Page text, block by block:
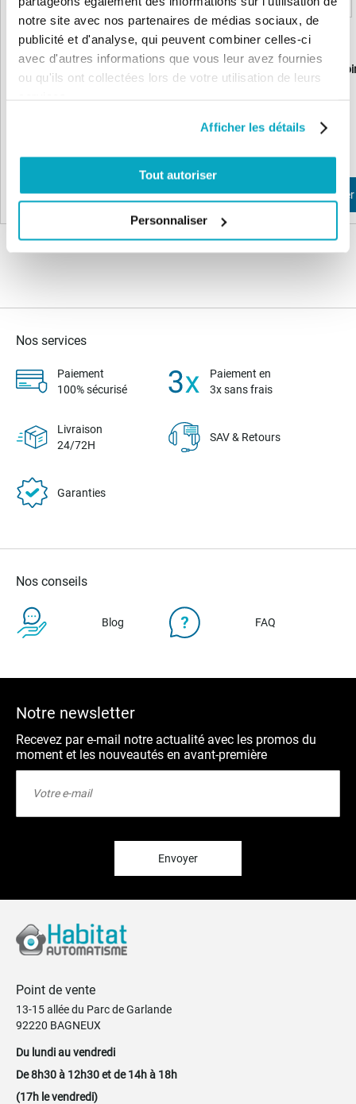
notre site avec nos partenaires de médias sociaux, de
publicité et d'analyse, qui peuvent combiner celles-ci
avec d'autres informations que vous leur avez fournies
ou qu'ils ont collectées lors de votre utilisation de leurs
Afficher les détails
Tout autoriser
Personnaliser
NICE METROPLEX Groupe
étanchéité
Ajouter au panier
NICE METROPLEX
16,27 €
Ajouter au panier
Nos services
Paiement
100% sécurisé
Paiement en
3x sans frais
Livraison
24/72H
SAV & Retours
Garanties
Nos conseils
Blog FAQ
Notre newsletter
Recevez par e-mail notre actualité avec les promos du
moment et les nouveautés en avant-première
Envoyer
Point de vente
13-15 allée du Parc de Garlande
92220 BAGNEUX
Du lundi au vendredi
De 8h30 à 12h30 et de 14h à 18h
(17h le vendredi)